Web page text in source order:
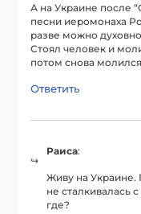
А на Украине после
песни иеромонаха
разве можно
Стоял человек и
потом снова
Ответить
Раиса:
Живу на Украине.
не сталкивалась
где?